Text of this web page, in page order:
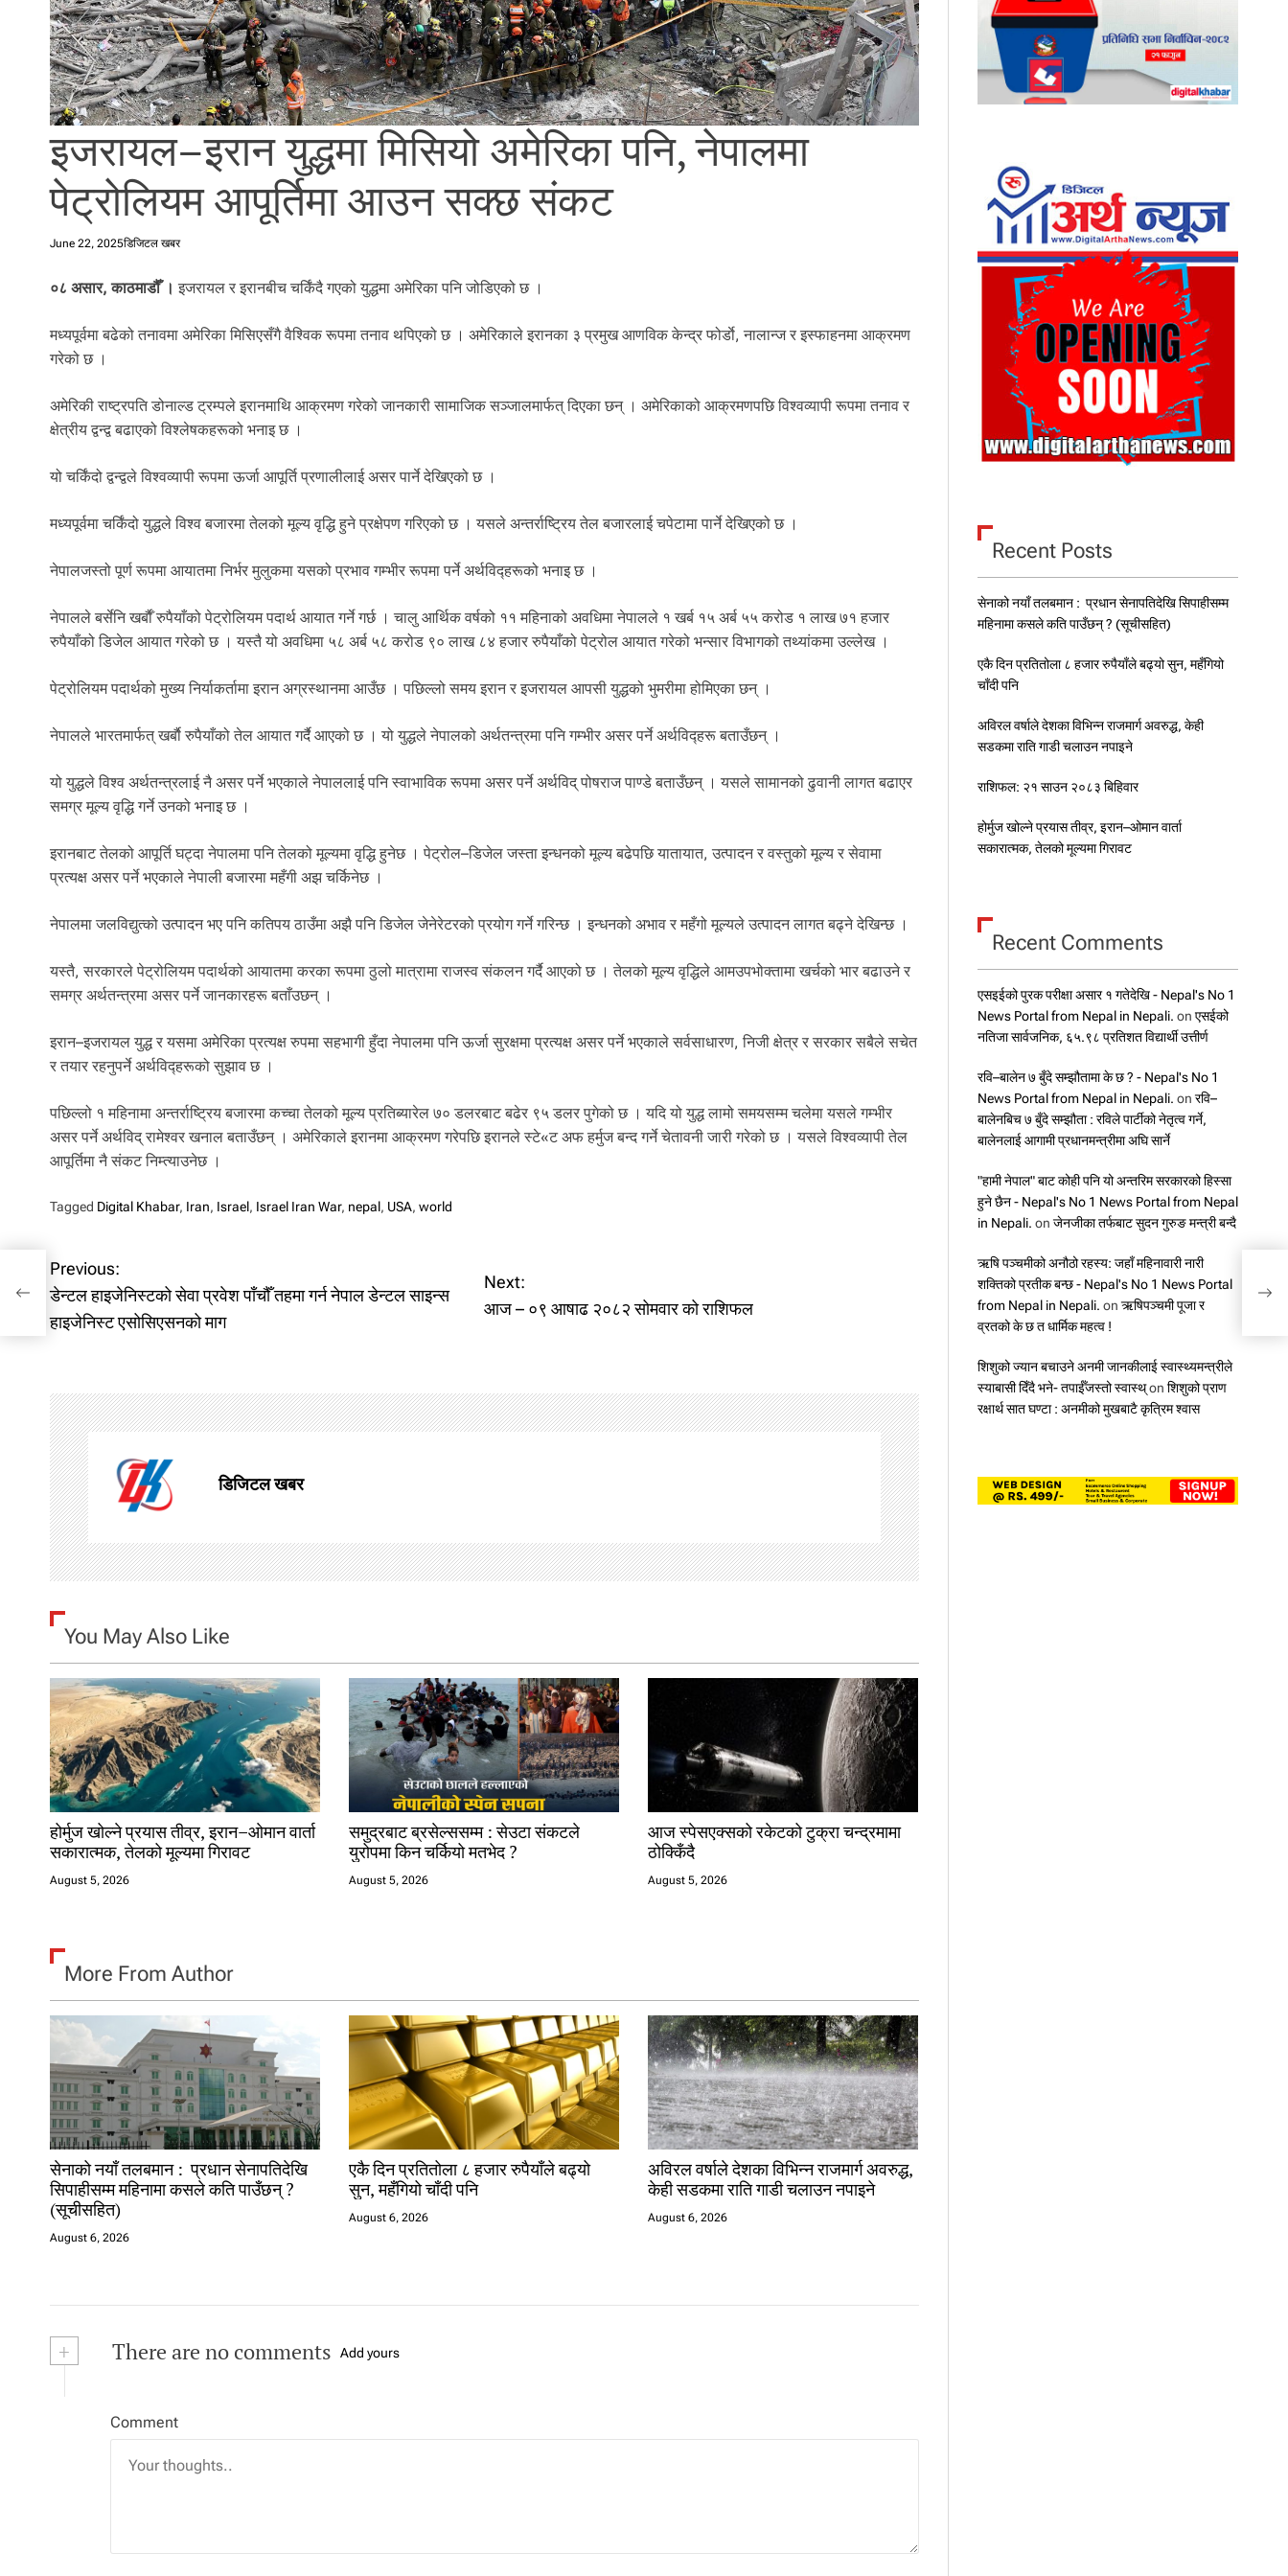
l
i
.
इजरायल–इरान युद्धमा मिसियो अमेरिका पनि, नेपालमा
पेट्रोलियम आपूर्तिमा आउन सक्छ संकट
June 22, 2025डिजिटल खबर
०८ असार, काठमाडौँ । इजरायल र इरानबीच चर्किंदै गएको युद्धमा अमेरिका पनि जोडिएको छ ।
मध्यपूर्वमा बढेको तनावमा अमेरिका मिसिएसँगै वैश्विक रूपमा तनाव थपिएको छ । अमेरिकाले इरानका ३ प्रमुख आणविक केन्द्र फोर्डाे, नालान्ज र इस्फाहनमा आक्रमण
गरेको छ ।
अमेरिकी राष्ट्रपति डोनाल्ड ट्रम्पले इरानमाथि आक्रमण गरेको जानकारी सामाजिक सञ्जालमार्फत् दिएका छन् । अमेरिकाको आक्रमणपछि विश्वव्यापी रूपमा तनाव र
क्षेत्रीय द्वन्द्व बढाएको विश्लेषकहरूको भनाइ छ ।
यो चर्किंदो द्वन्द्वले विश्वव्यापी रूपमा ऊर्जा आपूर्ति प्रणालीलाई असर पार्ने देखिएको छ ।
मध्यपूर्वमा चर्किंदो युद्धले विश्व बजारमा तेलको मूल्य वृद्धि हुने प्रक्षेपण गरिएको छ । यसले अन्तर्राष्ट्रिय तेल बजारलाई चपेटामा पार्ने देखिएको छ ।
नेपालजस्तो पूर्ण रूपमा आयातमा निर्भर मुलुकमा यसको प्रभाव गम्भीर रूपमा पर्ने अर्थविद्हरूको भनाइ छ ।
नेपालले बर्सेनि खर्बाैँ रुपैयाँको पेट्रोलियम पदार्थ आयात गर्ने गर्छ । चालु आर्थिक वर्षको ११ महिनाको अवधिमा नेपालले १ खर्ब १५ अर्ब ५५ करोड १ लाख ७१ हजार
रुपैयाँको डिजेल आयात गरेको छ । यस्तै यो अवधिमा ५८ अर्ब ५८ करोड ९० लाख ८४ हजार रुपैयाँको पेट्रोल आयात गरेको भन्सार विभागको तथ्यांकमा उल्लेख ।
पेट्रोलियम पदार्थको मुख्य निर्याकर्तामा इरान अग्रस्थानमा आउँछ । पछिल्लो समय इरान र इजरायल आपसी युद्धको भुमरीमा होमिएका छन् ।
नेपालले भारतमार्फत् खर्बाै रुपैयाँको तेल आयात गर्दै आएको छ । यो युद्धले नेपालको अर्थतन्त्रमा पनि गम्भीर असर पर्ने अर्थविद्हरू बताउँछन् ।
यो युद्धले विश्व अर्थतन्त्रलाई नै असर पर्ने भएकाले नेपाललाई पनि स्वाभाविक रूपमा असर पर्ने अर्थविद् पोषराज पाण्डे बताउँछन् । यसले सामानको ढुवानी लागत बढाएर
समग्र मूल्य वृद्धि गर्ने उनको भनाइ छ ।
इरानबाट तेलको आपूर्ति घट्दा नेपालमा पनि तेलको मूल्यमा वृद्धि हुनेछ । पेट्रोल–डिजेल जस्ता इन्धनको मूल्य बढेपछि यातायात, उत्पादन र वस्तुको मूल्य र सेवामा
प्रत्यक्ष असर पर्ने भएकाले नेपाली बजारमा महँगी अझ चर्किनेछ ।
नेपालमा जलविद्युत्को उत्पादन भए पनि कतिपय ठाउँमा अझै पनि डिजेल जेनेरेटरको प्रयोग गर्ने गरिन्छ । इन्धनको अभाव र महँगो मूल्यले उत्पादन लागत बढ्ने देखिन्छ ।
यस्तै, सरकारले पेट्रोलियम पदार्थको आयातमा करका रूपमा ठुलो मात्रामा राजस्व संकलन गर्दै आएको छ । तेलको मूल्य वृद्धिले आमउपभोक्तामा खर्चको भार बढाउने र
समग्र अर्थतन्त्रमा असर पर्ने जानकारहरू बताँउछन् ।
इरान–इजरायल युद्ध र यसमा अमेरिका प्रत्यक्ष रुपमा सहभागी हुँदा नेपालमा पनि ऊर्जा सुरक्षमा प्रत्यक्ष असर पर्ने भएकाले सर्वसाधारण, निजी क्षेत्र र सरकार सबैले सचेत
र तयार रहनुपर्ने अर्थविद्हरूको सुझाव छ ।
पछिल्लो १ महिनामा अन्तर्राष्ट्रिय बजारमा कच्चा तेलको मूल्य प्रतिब्यारेल ७० डलरबाट बढेर ९५ डलर पुगेको छ । यदि यो युद्ध लामो समयसम्म चलेमा यसले गम्भीर
असर पर्ने अर्थविद् रामेश्वर खनाल बताउँछन् । अमेरिकाले इरानमा आक्रमण गरेपछि इरानले स्टे«ट अफ हर्मुज बन्द गर्ने चेतावनी जारी गरेको छ । यसले विश्वव्यापी तेल
आपूर्तिमा नै संकट निम्त्याउनेछ ।
Tagged Digital Khabar, Iran, Israel, Israel Iran War, nepal, USA, world
P
o
t
n
a
v
i
g
t
i
o
n
Previous:
डेन्टल हाइजेनिस्टको सेवा प्रवेश पाँचौँ तहमा गर्न नेपाल डेन्टल साइन्स
हाइजेनिस्ट एसोसिएसनको माग
Next:
आज – ०९ आषाढ २०८२ सोमवार को राशिफल
डिजिटल खबर
You May Also Like
होर्मुज खोल्ने प्रयास तीव्र, इरान–ओमान वार्ता
सकारात्मक, तेलको मूल्यमा गिरावट
August 5, 2026
समुद्रबाट ब्रसेल्ससम्म : सेउटा संकटले
युरोपमा किन चर्कियो मतभेद ?
August 5, 2026
आज स्पेसएक्सको रकेटको टुक्रा चन्द्रमामा
ठोक्किँदै
August 5, 2026
More From Author
सेनाको नयाँ तलबमान : प्रधान सेनापतिदेखि
सिपाहीसम्म महिनामा कसले कति पाउँछन् ?
(सूचीसहित)
August 6, 2026
एकै दिन प्रतितोला ८ हजार रुपैयाँले बढ्यो
सुन, महँगियो चाँदी पनि
August 6, 2026
अविरल वर्षाले देशका विभिन्न राजमार्ग अवरुद्ध,
केही सडकमा राति गाडी चलाउन नपाइने
August 6, 2026
+ There are no comments Add yours
Comment
Recent Posts
सेनाको नयाँ तलबमान : प्रधान सेनापतिदेखि सिपाहीसम्म
महिनामा कसले कति पाउँछन् ? (सूचीसहित)
एकै दिन प्रतितोला ८ हजार रुपैयाँले बढ्यो सुन, महँगियो
चाँदी पनि
अविरल वर्षाले देशका विभिन्न राजमार्ग अवरुद्ध, केही
सडकमा राति गाडी चलाउन नपाइने
राशिफल: २१ साउन २०८३ बिहिवार
होर्मुज खोल्ने प्रयास तीव्र, इरान–ओमान वार्ता
सकारात्मक, तेलको मूल्यमा गिरावट
Recent Comments
एसइईको पुरक परीक्षा असार १ गतेदेखि - Nepal's No 1
News Portal from Nepal in Nepali. on एसईको
नतिजा सार्वजनिक, ६५.९८ प्रतिशत विद्यार्थी उत्तीर्ण
रवि–बालेन ७ बुँदे सम्झौतामा के छ ? - Nepal's No 1
News Portal from Nepal in Nepali. on रवि–
बालेनबिच ७ बुँदे सम्झौता : रविले पार्टीको नेतृत्व गर्ने,
बालेनलाई आगामी प्रधानमन्त्रीमा अघि सार्ने
"हामी नेपाल" बाट कोही पनि यो अन्तरिम सरकारको हिस्सा
हुने छैन - Nepal's No 1 News Portal from Nepal
in Nepali. on जेनजीका तर्फबाट सुदन गुरुङ मन्त्री बन्दै
ऋषि पञ्चमीको अनौठो रहस्य: जहाँ महिनावारी नारी
शक्तिको प्रतीक बन्छ - Nepal's No 1 News Portal
from Nepal in Nepali. on ऋषिपञ्चमी पूजा र
व्रतको के छ त धार्मिक महत्व !
शिशुको ज्यान बचाउने अनमी जानकीलाई स्वास्थ्यमन्त्रीले
स्याबासी दिँदै भने- तपाईँजस्तो स्वास्थ्on शिशुको प्राण
रक्षार्थ सात घण्टा : अनमीको मुखबाटै कृत्रिम श्वास
आज